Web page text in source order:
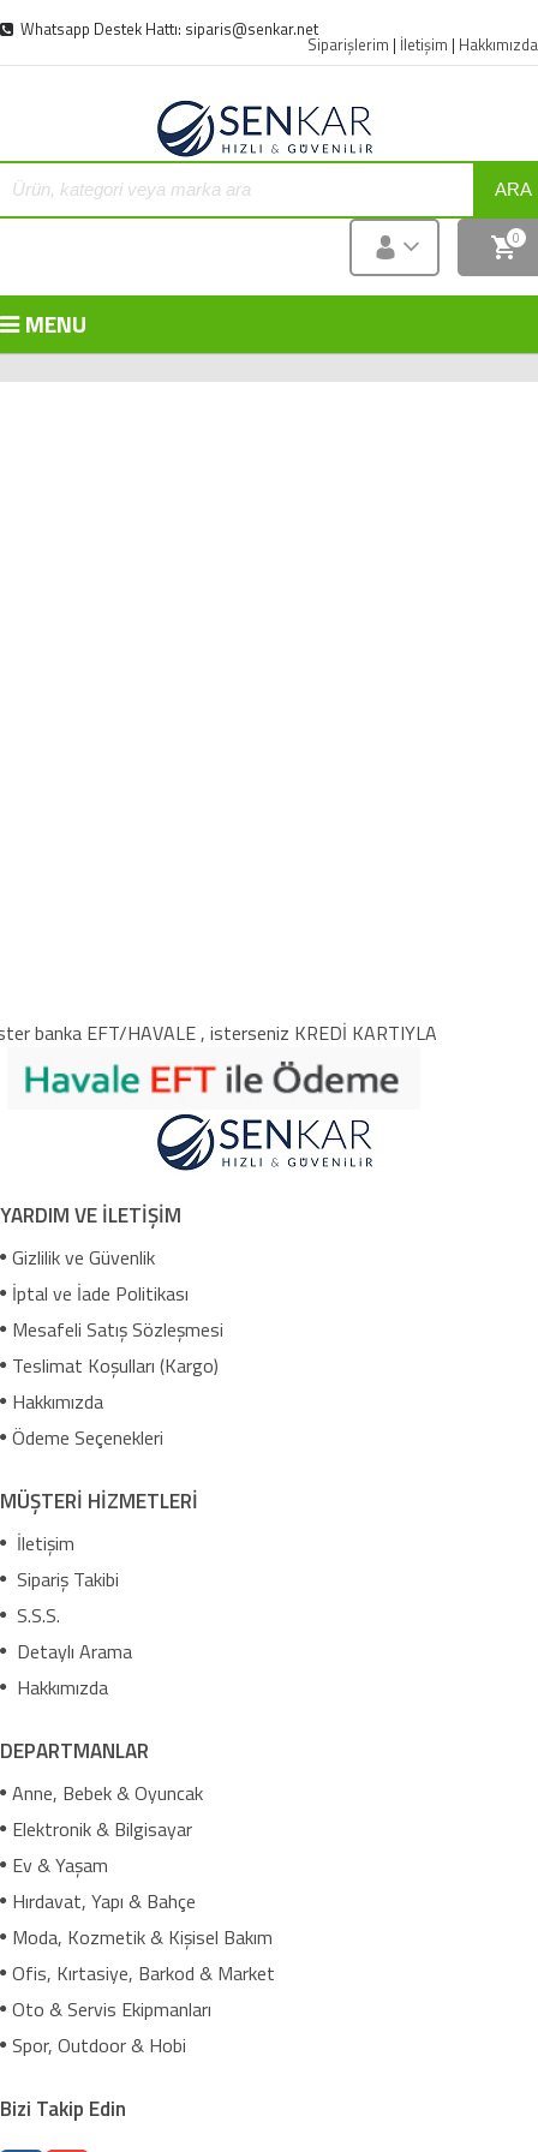
Whatsapp Destek Hattı: siparis@senkar.net
Siparişlerim | İletişim | Hakkımızda
ARA
0
MENU
banka EFT/HAVALE , isterseniz KREDİ KARTIYLA
YARDIM VE İLETİŞİM
Gizlilik ve Güvenlik
İptal ve İade Politikası
Mesafeli Satış Sözleşmesi
Teslimat Koşulları (Kargo)
Hakkımızda
Ödeme Seçenekleri
MÜŞTERİ HİZMETLERİ
İletişim
Sipariş Takibi
S.S.S.
Detaylı Arama
Hakkımızda
DEPARTMANLAR
Anne, Bebek & Oyuncak
Elektronik & Bilgisayar
Ev & Yaşam
Hırdavat, Yapı & Bahçe
Moda, Kozmetik & Kişisel Bakım
Ofis, Kırtasiye, Barkod & Market
Oto & Servis Ekipmanları
Spor, Outdoor & Hobi
Bizi Takip Edin